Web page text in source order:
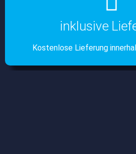
inklusive
Kostenlose Lieferung